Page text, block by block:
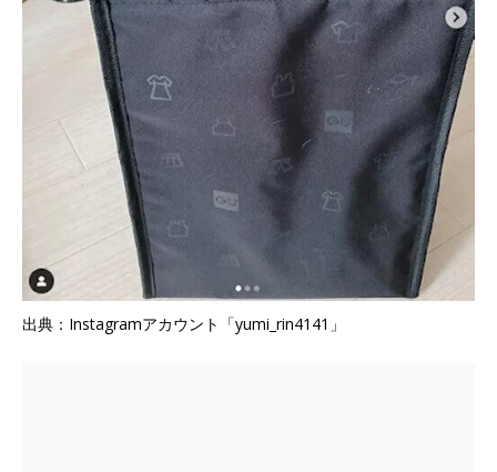
出典：Instagramアカウント「yumi_rin4141」